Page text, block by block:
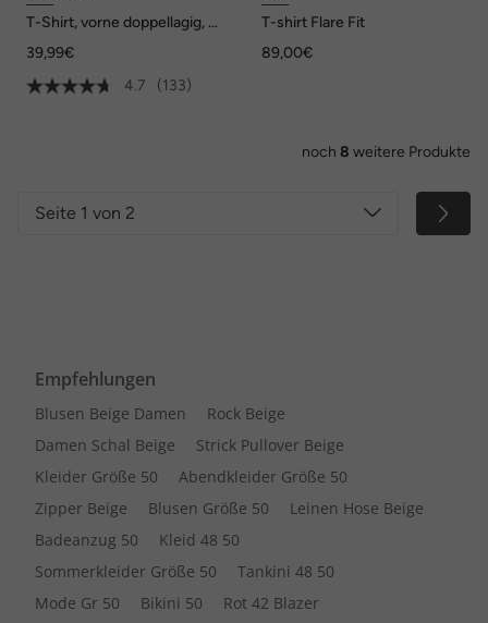
T-Shirt, vorne doppellagig, V-
39,99€
4.7
(133)
T-shirt Flare Fit
89,00€
noch 8 weitere Produkte
Seite 1 von 2
Empfehlungen
Blusen Beige Damen
Rock Beige
Damen Schal Beige
Strick Pullover Beige
Kleider Größe 50
Abendkleider Größe 50
Zipper Beige
Blusen Größe 50
Leinen Hose Beige
Badeanzug 50
Kleid 48 50
Sommerkleider Größe 50
Tankini 48 50
Mode Gr 50
Bikini 50
Rot 42 Blazer